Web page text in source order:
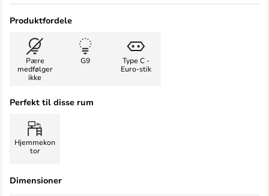
Produktfordele
Pære
medfølger
ikke
G9
Type C -
Euro-stik
Perfekt til disse rum
Hjemmekon
tor
Dimensioner